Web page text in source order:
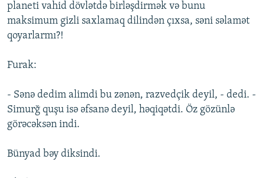
planeti vahid dövlətdə birləşdirmək və bunu
maksimum gizli saxlamaq dilindən çıxsa, səni səlamət
qoyarlarmı?!
Furak:
- Sənə dedim alimdi bu zənən, razvedçik deyil, - dedi. -
Simurğ quşu isə əfsanə deyil, həqiqətdi. Öz gözünlə
görəcəksən indi.
Bünyad bəy diksindi.